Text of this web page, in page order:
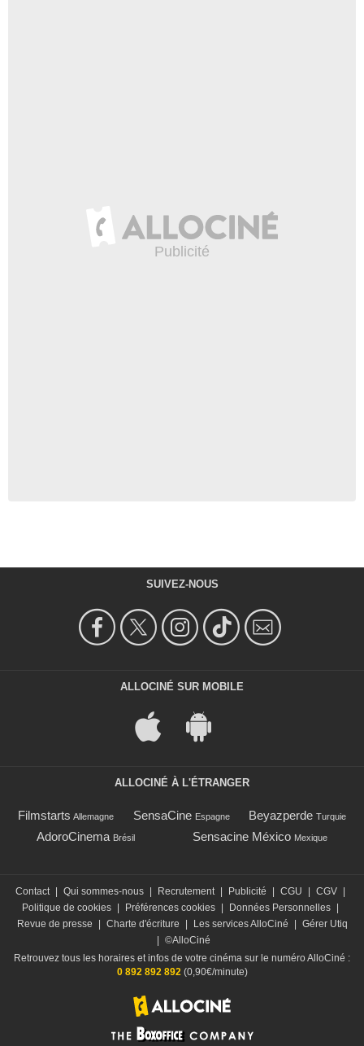
SUIVEZ-NOUS
ALLOCINÉ SUR MOBILE
ALLOCINÉ À L'ÉTRANGER
Filmstarts Allemagne SensaCine Espagne Beyazperde Turquie
AdoroCinema Brésil Sensacine México Mexique
Contact Qui sommes-nous Recrutement Publicité CGU CGV
Politique de cookies
Préférences cookies Données Personnelles
Revue de presse
Charte d'écriture Les services AlloCiné
Gérer Utiq
©AlloCiné
Retrouvez tous les horaires et infos de votre cinéma sur le numéro AlloCiné :
0 892 892 892(0,90€/minute)